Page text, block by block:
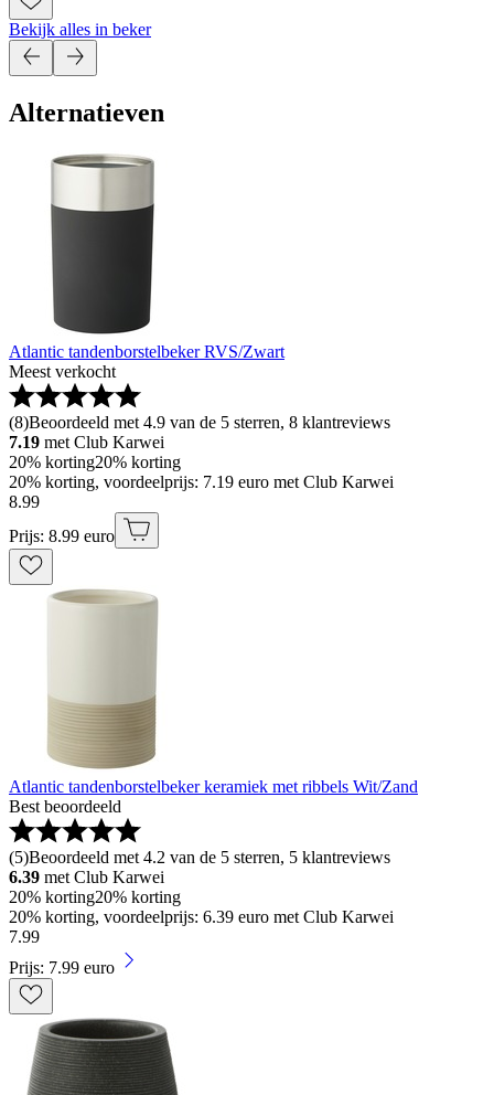
Bekijk alles in beker
Alternatieven
Atlantic tandenborstelbeker RVS/Zwart
Meest verkocht
(8)Beoordeeld met 4.9 van de 5 sterren, 8 klantreviews
7.19 met Club Karwei
20% korting20% korting
20% korting, voordeelprijs: 7.19 euro met Club Karwei
8.99
Prijs: 8.99 euro
Atlantic tandenborstelbeker keramiek met ribbels Wit/Zand
Best beoordeeld
(5)Beoordeeld met 4.2 van de 5 sterren, 5 klantreviews
6.39 met Club Karwei
20% korting20% korting
20% korting, voordeelprijs: 6.39 euro met Club Karwei
7.99
Prijs: 7.99 euro